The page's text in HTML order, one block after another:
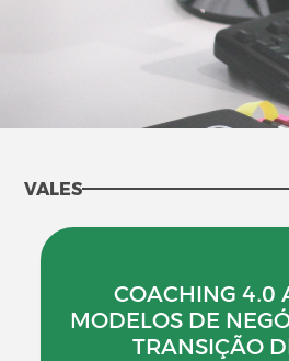
VALES
COACHING 4.0
MODELOS DE
TRANSIÇÃO